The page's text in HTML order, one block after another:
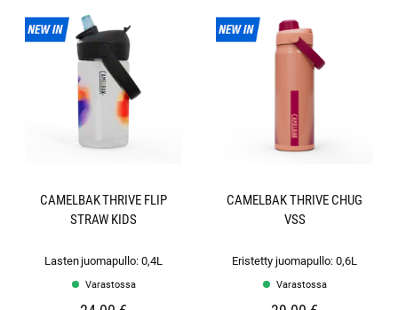
CAMELBAK THRIVE FLIP
STRAW KIDS
Lasten juomapullo: 0,4L
Varastossa
CAMELBAK THRIVE CHUG
VSS
Eristetty juomapullo: 0,6L
Varastossa